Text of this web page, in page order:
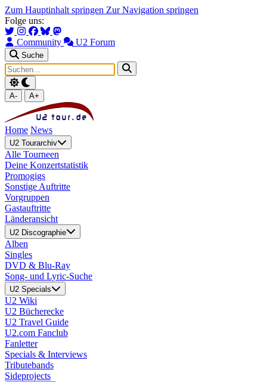
Zum Hauptinhalt springen Zur Navigation springen
Folge uns:
Community U2 Forum
Suche
A- A+
Home News
U2 Tourarchiv
Alle Tourneen
Deine Konzertstatistik
Promogigs
Sonstige Auftritte
Vorgruppen
Gastauftritte
Länderansicht
U2 Discographie
Alben
Singles
DVD & Blu-Ray
Song- und Lyric-Suche
U2 Specials
U2 Wiki
U2 Bücherecke
U2 Travel Guide
U2.com Fanclub
Fanletter
Specials & Interviews
Tributebands
Sideprojects